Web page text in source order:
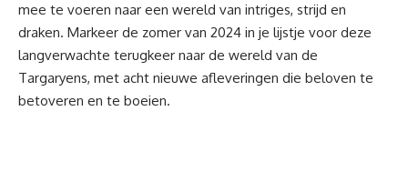
mee te voeren naar een wereld van intriges, strijd en
draken. Markeer de zomer van 2024 in je lijstje voor deze
langverwachte terugkeer naar de wereld van de
Targaryens, met acht nieuwe afleveringen die beloven te
betoveren en te boeien.